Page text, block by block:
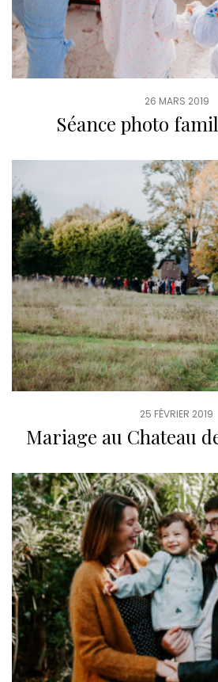
26 MARS 2019
Séance photo
25 FÉVRIER 2019
Mariage au Chateau